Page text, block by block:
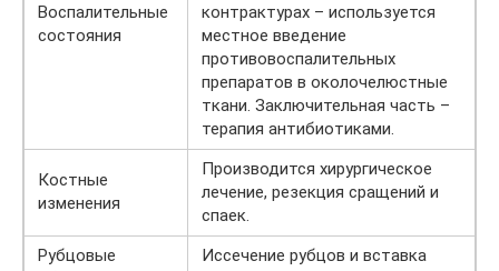
Воспалительные
состояния
контрактурах – используется
местное введение
противовоспалительных
препаратов в околочелюстные
ткани. Заключительная часть –
терапия антибиотиками.
Костные
изменения
Производится хирургическое
лечение, резекция сращений и
спаек.
Рубцовые
Иссечение рубцов и вставка